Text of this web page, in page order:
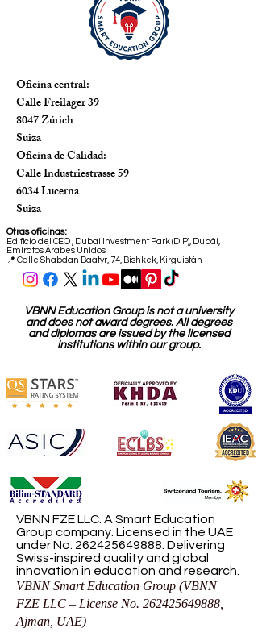
Oficina central:
Calle Freilager 39
8047 Zúrich
Suiza
Oficina de Calidad:
Calle Industriestrasse 59
6034 Lucerna
Suiza
Otras oficinas:
Edificio del CEO, Dubai Investment Park (DIP), Dubái,
Emiratos Árabes Unidos
📍 Calle Shabdan Baatyr, 74, Bishkek, Kirguistán
VBNN Education Group is not a university
and does not award degrees. All degrees
and diplomas are issued by the licensed
institutions within our group.
VBNN FZE LLC. A Smart Education
Group company. Licensed in the UAE
under No. 262425649888. Delivering
Swiss-inspired quality and global
innovation in education and research.
VBNN Smart Education Group (VBNN
FZE LLC – License No. 262425649888
Ajman, UAE)